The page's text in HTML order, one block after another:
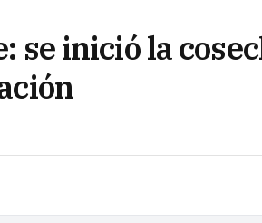
se inició la